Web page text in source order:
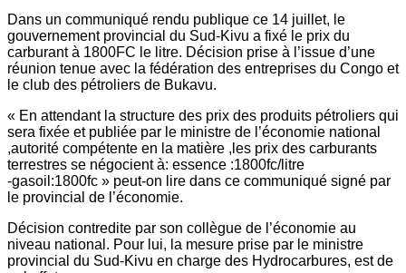
Dans un communiqué rendu publique ce 14 juillet, le
gouvernement provincial du Sud-Kivu a fixé le prix du
carburant à 1800FC le litre. Décision prise à l’issue d’une
réunion tenue avec la fédération des entreprises du Congo et
le club des pétroliers de Bukavu.
« En attendant la structure des prix des produits pétroliers qui
sera fixée et publiée par le ministre de l’économie national
,autorité compétente en la matière ,les prix des carburants
terrestres se négocient à: essence :1800fc/litre
-gasoil:1800fc » peut-on lire dans ce communiqué signé par
le provincial de l’économie.
Décision contredite par son collègue de l’économie au
niveau national. Pour lui, la mesure prise par le ministre
provincial du Sud-Kivu en charge des Hydrocarbures, est de